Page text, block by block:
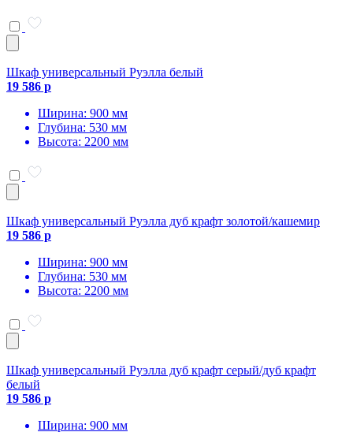
Шкаф универсальный Руэлла белый
19 586 р
Ширина: 900 мм
Глубина: 530 мм
Высота: 2200 мм
Шкаф универсальный Руэлла дуб крафт золотой/кашемир
19 586 р
Ширина: 900 мм
Глубина: 530 мм
Высота: 2200 мм
Шкаф универсальный Руэлла дуб крафт серый/дуб крафт
белый
19 586 р
Ширина: 900 мм